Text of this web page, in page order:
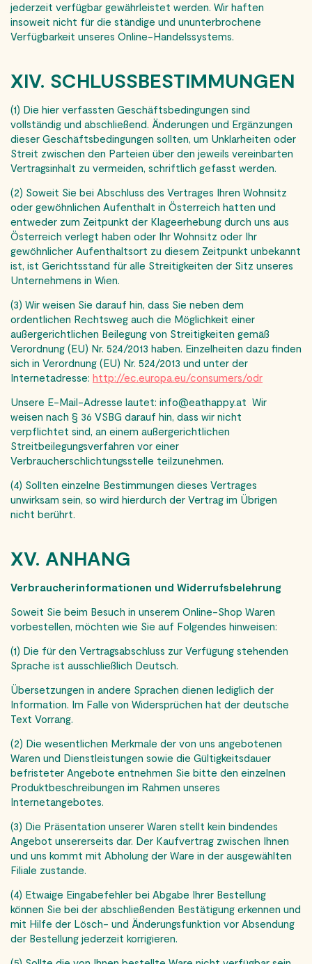
jederzeit verfügbar gewährleistet werden. Wir haften
insoweit nicht für die ständige und ununterbrochene
Verfügbarkeit unseres Online-Handelssystems.
XIV. SCHLUSSBESTIMMUNGEN
(1) Die hier verfassten Geschäftsbedingungen sind
vollständig und abschließend. Änderungen und Ergänzungen
dieser Geschäftsbedingungen sollten, um Unklarheiten oder
Streit zwischen den Parteien über den jeweils vereinbarten
Vertragsinhalt zu vermeiden, schriftlich gefasst werden.
(2) Soweit Sie bei Abschluss des Vertrages Ihren Wohnsitz
oder gewöhnlichen Aufenthalt in Österreich hatten und
entweder zum Zeitpunkt der Klageerhebung durch uns aus
Österreich verlegt haben oder Ihr Wohnsitz oder Ihr
gewöhnlicher Aufenthaltsort zu diesem Zeitpunkt unbekannt
ist, ist Gerichtsstand für alle Streitigkeiten der Sitz unseres
Unternehmens in Wien.
(3) Wir weisen Sie darauf hin, dass Sie neben dem
ordentlichen Rechtsweg auch die Möglich­keit einer
außergerichtlichen Beilegung von Streitigkeiten gemäß
Verordnung (EU) Nr. 524/2013 haben. Einzelheiten dazu finden
sich in Verordnung (EU) Nr. 524/2013 und unter der
Internetadresse: http://ec.europa.eu/consumers/odr
Unsere E-Mail-Adresse lautet: info@eathappy.at Wir
weisen nach § 36 VSBG darauf hin, dass wir nicht
verpflichtet sind, an einem außergerichtlichen
Streitbeilegungsverfahren vor einer
Verbraucherschlichtungsstelle teilzunehmen.
(4) Sollten einzelne Bestimmungen dieses Vertrages
unwirksam sein, so wird hierdurch der Vertrag im Übrigen
nicht berührt.
XV. ANHANG
Verbraucherinformationen und Widerrufsbelehrung
Soweit Sie beim Besuch in unserem Online-Shop Waren
vorbestellen, möchten wie Sie auf Folgendes hinweisen:
(1) Die für den Vertragsabschluss zur Verfügung stehenden
Sprache ist ausschließlich Deutsch.
Übersetzungen in andere Sprachen dienen lediglich der
Information. Im Falle von Widersprüchen hat der deutsche
Text Vorrang.
(2) Die wesentlichen Merkmale der von uns angebotenen
Waren und Dienstleistungen sowie die Gültigkeitsdauer
befristeter Angebote entnehmen Sie bitte den einzelnen
Produktbeschreibungen im Rahmen unseres
Internetangebotes.
(3) Die Präsentation unserer Waren stellt kein bindendes
Angebot unsererseits dar. Der Kaufvertrag zwischen Ihnen
und uns kommt mit Abholung der Ware in der ausgewählten
Filiale zustande.
(4) Etwaige Eingabefehler bei Abgabe Ihrer Bestellung
können Sie bei der abschließenden Bestätigung erkennen und
mit Hilfe der Lösch- und Änderungsfunktion vor Absendung
der Bestellung jederzeit korrigieren.